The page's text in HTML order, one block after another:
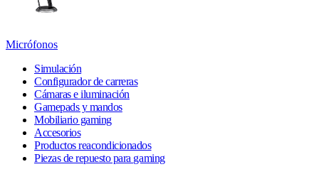
Micrófonos
Simulación
Configurador de carreras
Cámaras e iluminación
Gamepads y mandos
Mobiliario gaming
Accesorios
Productos reacondicionados
Piezas de repuesto para gaming